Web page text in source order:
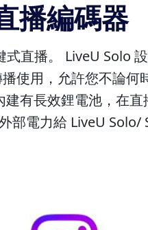
播編碼器
直播。 LiveU Solo
使用，允許您不論何
建有長效鋰電池，在直
部電力給 LiveU Solo/